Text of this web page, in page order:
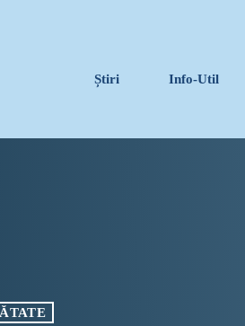
Știri Info-Util